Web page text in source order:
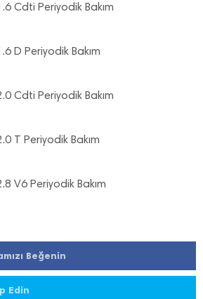
Cdti Periyodik Bakım
D Periyodik Bakım
Cdti Periyodik Bakım
T Periyodik Bakım
V6 Periyodik Bakım
Beğenin
Edin